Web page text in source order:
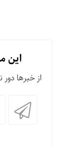
این
از خبرها دور